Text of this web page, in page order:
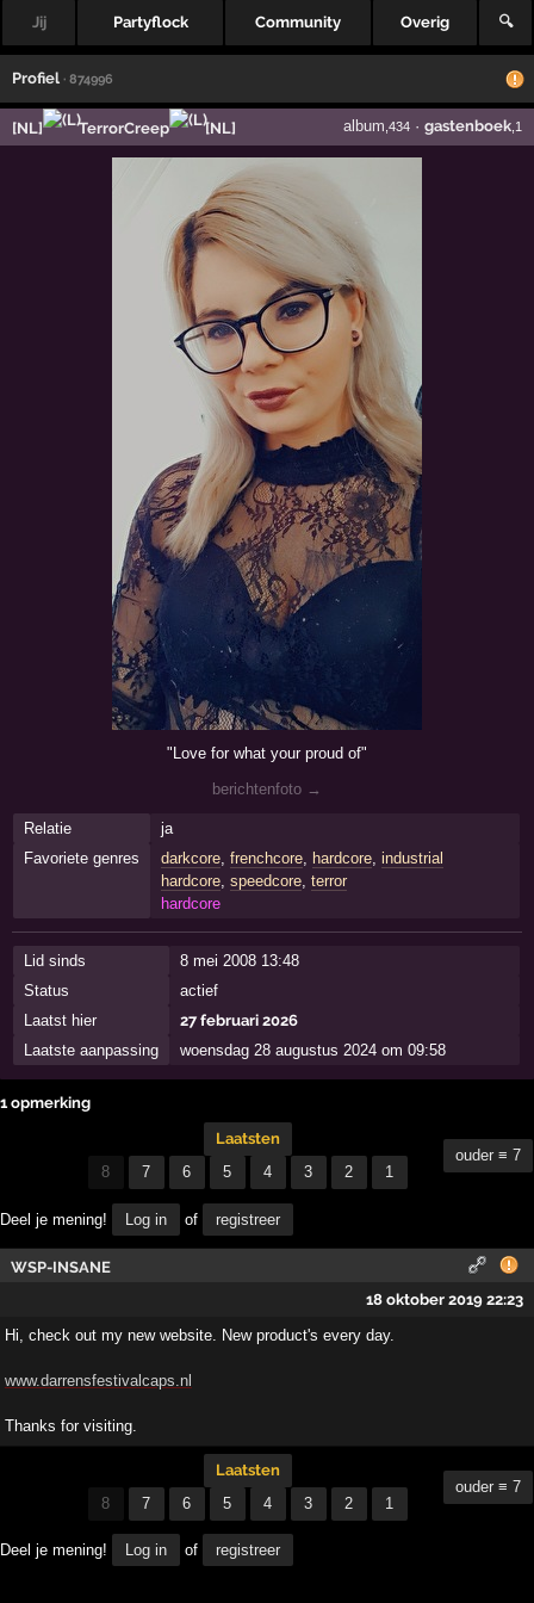
Jij Partyflock Community Overig 🔍
Profiel · 874996
[NL] TerrorCreep [NL] album ,434· gastenboek,1
"Love for what your proud of"
berichtenfoto →
Relatie
ja
Favoriete genres
darkcore, frenchcore, hardcore, industrial
hardcore, speedcore, terror
hardcore
Lid sinds
8 mei 2008 13:48
Status
actief
Laatst hier
27 februari 2026
Laatste aanpassing
woensdag 28 augustus 2024 om 09:58
1 opmerking
Laatsten
8
7 6 5 4 3 2 1
ouder ≡ 7
Deel je mening! Log in of registreer
WSP-INSANE
18 oktober 2019 22:23
Hi, check out my new website. New product's every day.
www.darrensfestivalcaps.nl
Thanks for visiting.
Laatsten
8
7 6 5 4 3 2 1
ouder ≡ 7
Deel je mening! Log in of registreer